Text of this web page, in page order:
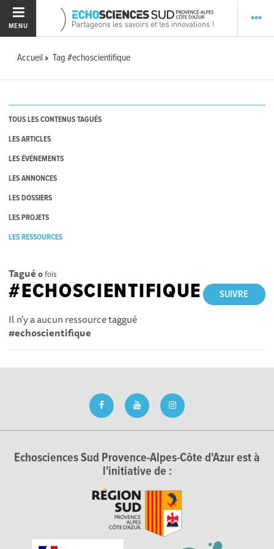
MENU
Accueil Tag #echoscientifique
TOUS LES CONTENUS TAGUÉS
LES ARTICLES
LES ÉVÉNEMENTS
LES ANNONCES
LES DOSSIERS
LES PROJETS
LES RESSOURCES
Tagué 0fois
SUIVRE
#ECHOSCIENTIFIQUE
Il n'y a aucun ressource taggué
#echoscientifique
Echosciences Sud Provence-Alpes-Côte d'Azur est à
l'initiative de :